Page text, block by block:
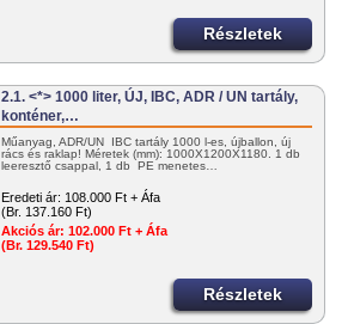
Részletek
2.1. <*> 1000 liter, ÚJ, IBC, ADR / UN tartály,
konténer,…
Műanyag, ADR/UN IBC tartály 1000 l-es, újballon, új
rács és raklap! Méretek (mm): 1000X1200X1180. 1 db
leeresztő csappal, 1 db PE menetes…
Eredeti ár: 108.000 Ft + Áfa
(Br. 137.160 Ft)
Akciós ár: 102.000 Ft + Áfa
(Br. 129.540 Ft)
Részletek